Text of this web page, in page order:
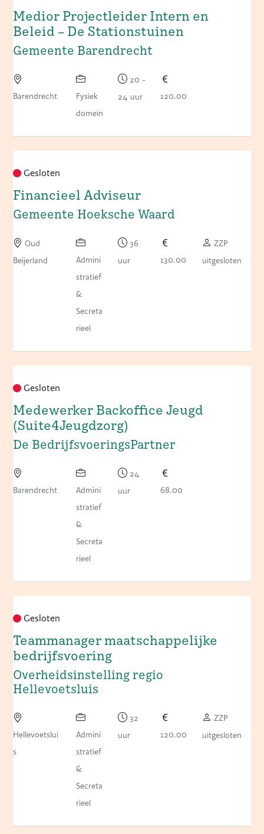
Medior Projectleider Intern en
Beleid – De Stationstuinen
Gemeente Barendrecht
Barendrecht
Fysiek
domein
20 -
24 uur
120.00
Gesloten
Financieel Adviseur
Gemeente Hoeksche Waard
Oud
Beijerland
Admini
stratief
&
Secreta
rieel
36
uur
130.00
ZZP
uitgesloten
Gesloten
Medewerker Backoffice Jeugd
(Suite4Jeugdzorg)
De BedrijfsvoeringsPartner
Barendrecht
Admini
stratief
&
Secreta
rieel
24
uur
68.00
Gesloten
Teammanager maatschappelijke
bedrijfsvoering
Overheidsinstelling regio
Hellevoetsluis
Hellevoetslui
s
Admini
stratief
&
Secreta
rieel
32
uur
120.00
ZZP
uitgesloten